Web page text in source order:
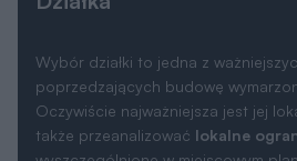
Wybór działki to jedna z
poprzedzających budowę
Oczywiście najważniejsza jest jej
także przeanalizować lokalne